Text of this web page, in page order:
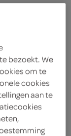
bezoekt. We
om te
cookies
aan te